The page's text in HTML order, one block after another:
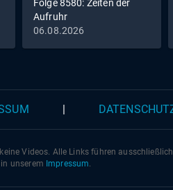
Folge 8580: Zeiten der
Aufruhr
06.08.2026
Videos. Alle Links führen
unserem Impressum.